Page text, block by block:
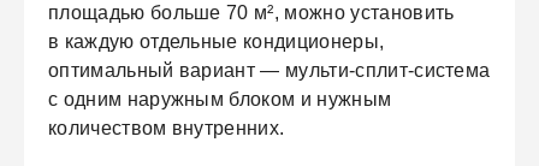
площадью больше 70 м², можно установить
в каждую отдельные кондиционеры,
оптимальный вариант — мульти-сплит-система
с одним наружным блоком и нужным
количеством внутренних.